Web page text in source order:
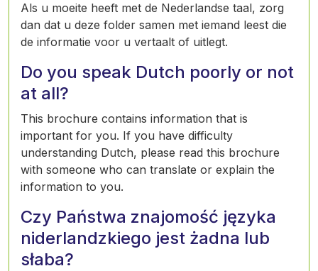
Als u moeite heeft met de Nederlandse taal, zorg
dan dat u deze folder samen met iemand leest die
de informatie voor u vertaalt of uitlegt.
Do you speak Dutch poorly or not
at all?
This brochure contains information that is
important for you. If you have difficulty
understanding Dutch, please read this brochure
with someone who can translate or explain the
information to you.
Czy Państwa znajomość języka
niderlandzkiego jest żadna lub
słaba?